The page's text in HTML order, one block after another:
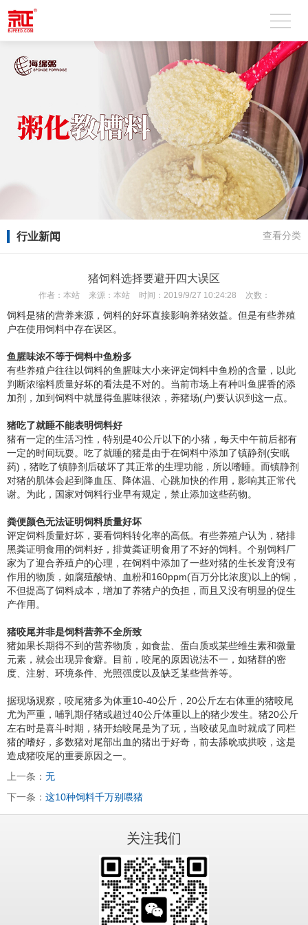
行业新闻 查看分类
猪饲料选择要避开四大误区
作者： 本站 来源： 本站 时间： 2019/9/27 10:24:28 次数：
饲料是猪的营养来源，饲料的好坏直接影响养猪效益。但是有些养殖
户在使用饲料中存在误区。
鱼腥味浓不等于饲料中鱼粉多
有些养殖户往往以饲料的鱼腥味大小来评定饲料中鱼粉的含量，以此
判断浓缩料质量好坏的看法是不对的。当前市场上有种叫鱼腥香的添
加剂，加到饲料中就显得鱼腥味很浓，养猪场(户)要认识到这一点。
猪吃了就睡不能表明饲料好
猪有一定的生活习性，特别是40公斤以下的小猪，每天中午前后都有
一定的时间玩耍。吃了就睡的猪是由于在饲料中添加了镇静剂(安眠
药)，猪吃了镇静剂后破坏了其正常的生理功能，所以嗜睡。而镇静剂
对猪的肌体会起到降血压、降体温、心跳加快的作用，影响其正常代
谢。为此，国家对饲料行业早有规定，禁止添加这些药物。
粪便颜色无法证明饲料质量好坏
评定饲料质量好坏，要看饲料转化率的高低。有些养殖户认为，猪排
黑粪证明食用的饲料好，排黄粪证明食用了不好的饲料。个别饲料厂
家为了迎合养殖户的心理，在饲料中添加了一些对猪的生长发育没有
作用的物质，如腐殖酸钠、血粉和160ppm(百万分比浓度)以上的铜，
不但提高了饲料成本，增加了养猪户的负担，而且又没有明显的促生
产作用。
猪咬尾并非是饲料营养不全所致
猪如果长期得不到的营养物质，如食盐、蛋白质或某些维生素和微量
元素，就会出现异食癖。目前，咬尾的原因说法不一，如猪群的密
度、注射、环境条件、光照强度以及缺乏某些营养等。
据现场观察，咬尾猪多为体重10-40公斤，20公斤左右体重的猪咬尾
尤为严重，哺乳期仔猪或超过40公斤体重以上的猪少发生。猪20公斤
左右时是喜斗时期，猪开始咬尾是为了玩，当咬破见血时就成了同栏
猪的嗜好，多数猪对尾部出血的猪出于好奇，前去舔吮或拱咬，这是
造成猪咬尾的重要原因之一。
上一条： 无
下一条： 这10种饲料千万别喂猪
关注我们